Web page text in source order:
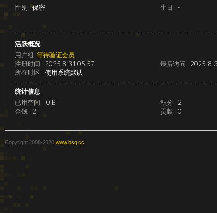
速
性别 保密 生日 -
活跃概况
用户组 等待验证会员
注册时间
2025-8-31 05:57 最后访问
2025-8-
所在时区
使用系统默认
统计信息
已用空间
0 B 积分
2
金钱
2 贡献 0
Copyright 2008-2020 www.bsq.cc